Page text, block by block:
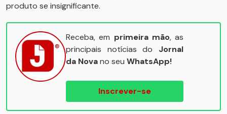
produto se insignificante.
Receba, em primeira mão, as
principais notícias do Jornal
da Novano seu WhatsApp!
Inscrever-se